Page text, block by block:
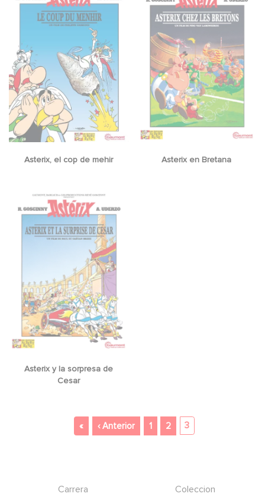
Asterix, el cop de mehir Asterix en Bretana
Asterix y la sorpresa de
Cesar
«Primera página
‹ AnteriorPágina anterior
1 2 3
Carrera Coleccion